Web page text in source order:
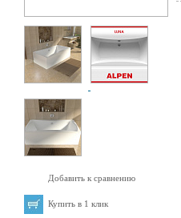
Добавить к сравнению
Купить в 1 клик